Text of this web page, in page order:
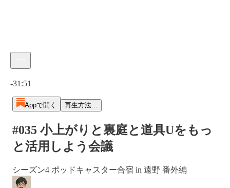
-31:51
Appで開く 再生方法...
#035 小上がりと裏庭と道具Uをもっ
と活用しよう会議
シーズン4 ポッドキャスター合宿 in 遠野 番外編